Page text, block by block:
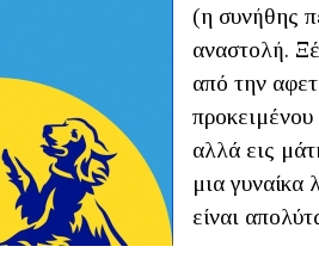
(η συνήθης
αναστολή.
από την
αλλά εις
μια γυναίκα
είναι